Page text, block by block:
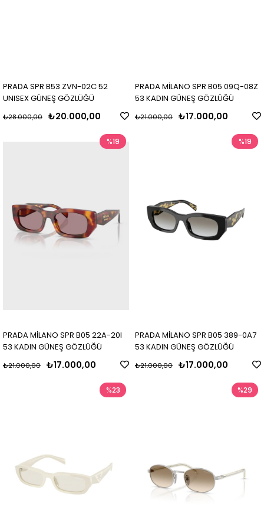
PRADA SPR B53 ZVN-02C 52
UNISEX GÜNEŞ GÖZLÜĞÜ
₺20.000,00
₺28.000,00
PRADA MİLANO SPR B05 09Q-08Z
53 KADIN GÜNEŞ GÖZLÜĞÜ
₺17.000,00
₺21.000,00
PRADA MİLANO SPR B05 22A-20I
53 KADIN GÜNEŞ GÖZLÜĞÜ
₺17.000,00
₺21.000,00
%19
PRADA MİLANO SPR B05 389-0A7
53 KADIN GÜNEŞ GÖZLÜĞÜ
₺17.000,00
₺21.000,00
%19
%23 %29